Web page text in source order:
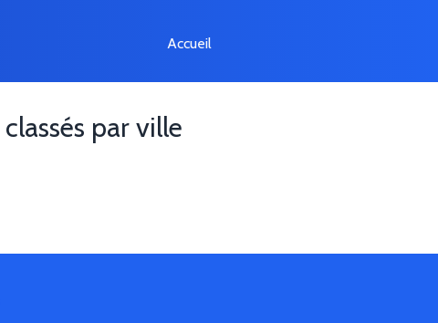
Accueil
classés par ville